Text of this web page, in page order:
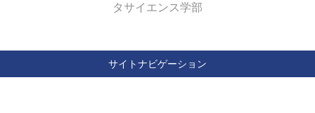
タサイエンス学部
サイトナビゲーション